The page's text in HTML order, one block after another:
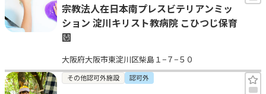
宗教法人在日本南プレスビテリアンミッ
ション 淀川キリスト教病院 こひつじ保育
園
大阪府大阪市東淀川区柴島１−７−５０
その他認可外施設 認可外